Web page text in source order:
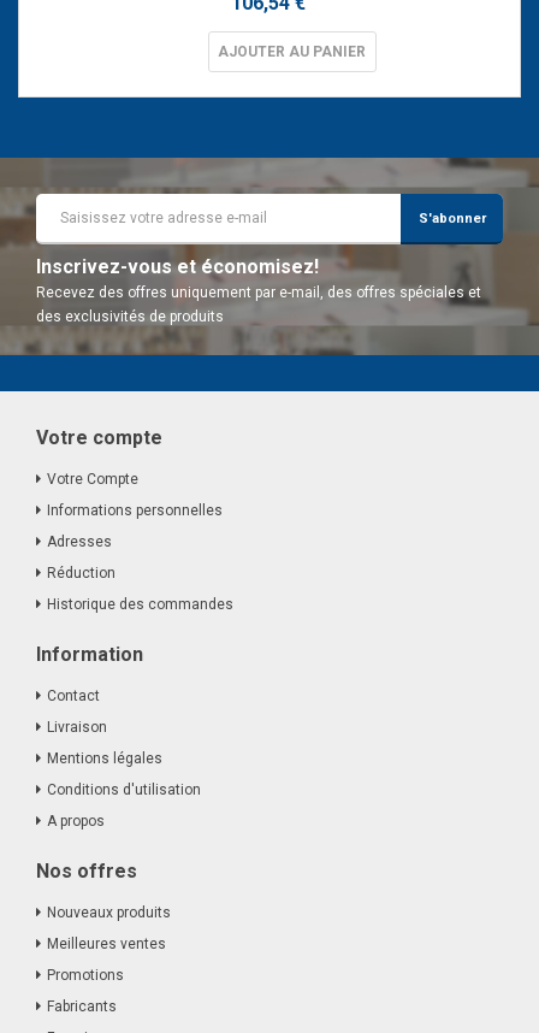
AJOUTER AU PANIER
S'abonner
Inscrivez-vous et économisez!
Recevez des offres uniquement par e-mail, des offres spéciales et
des exclusivités de produits
Votre compte
Votre Compte
Informations personnelles
Adresses
Réduction
Historique des commandes
Information
Contact
Livraison
Mentions légales
Conditions d'utilisation
A propos
Nos offres
Nouveaux produits
Meilleures ventes
Promotions
Fabricants